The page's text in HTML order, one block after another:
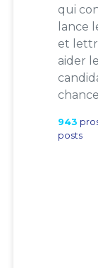
qui
lance
et
aider
943
posts